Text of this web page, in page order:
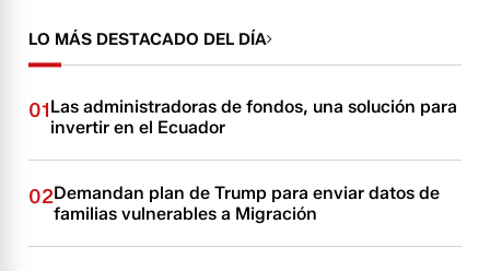
LO MÁS DESTACADO DEL DÍA
01Las administradoras de fondos, una solución para
invertir en el Ecuador
02Demandan plan de Trump para enviar datos de
familias vulnerables a Migración